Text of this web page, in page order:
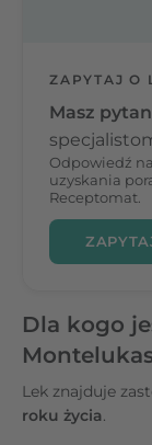
ZAPYTAJ O
Masz
Odpowiedź
uzyskania
Receptomat.
Dla kogo
Lek znajduje
roku życia.